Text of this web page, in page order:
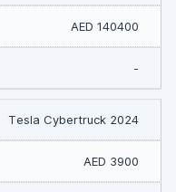
AED 140400
-
Tesla Cybertruck 2024
AED 3900